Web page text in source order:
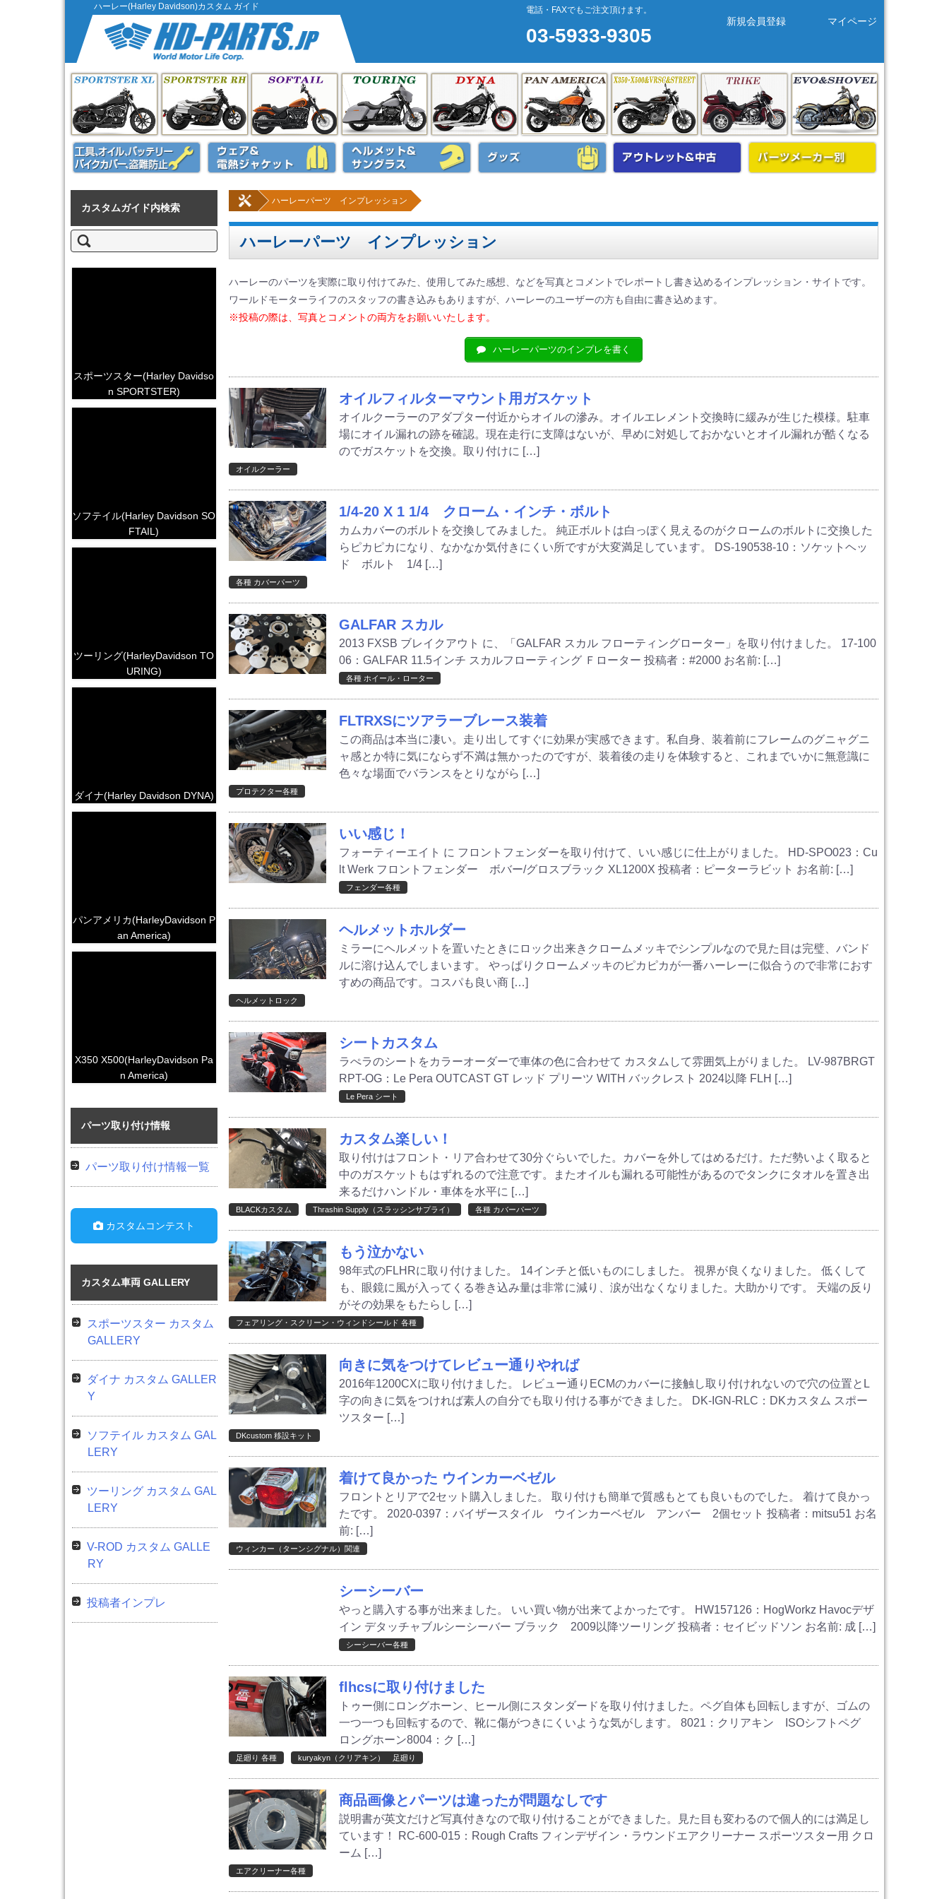
ハーレー(Harley Davidson)カスタム ガイド
新規会員登録 マイページ
電話・FAXでもご注文頂けます。
03-5933-9305
コンテンツに移動
スポーツスター XL スポーツスター RH ソフテイル ツーリング ダイナ Pan America X350・X500&Vロッド&ストリート
トライク
メンテナンス ウェア&電熱ジャケット ヘルメット&サングラス ハーレー用グッズ アウトレット&中古
ハーレーパーツ インプレッション
ハーレーパーツ インプレッション
ハーレーのパーツを実際に取り付けてみた、使用してみた感想、などを写真とコメントでレポートし書き込めるインプレッション・サイトです。
ワールドモーターライフのスタッフの書き込みもありますが、ハーレーのユーザーの方も自由に書き込めます。
※投稿の際は、写真とコメントの両方をお願いいたします。
ハーレーパーツのインプレを書く
オイルフィルターマウント用ガスケット
オイルクーラーのアダプター付近からオイルの滲み。オイルエレメント交換時に緩みが生じた模様。駐車
場にオイル漏れの跡を確認。現在走行に支障はないが、早めに対処しておかないとオイル漏れが酷くなる
のでガスケットを交換。取り付けに […]
オイルクーラー
1/4-20 X 1 1/4 クローム・インチ・ボルト
カムカバーのボルトを交換してみました。 純正ボルトは白っぽく見えるのがクロームのボルトに交換した
らピカピカになり、なかなか気付きにくい所ですが大変満足しています。 DS-190538-10：ソケットヘッ
ド ボルト 1/4 […]
各種 カバーパーツ
GALFAR スカル
2013 FXSB ブレイクアウト に、「GALFAR スカル フローティングローター」を取り付けました。 17-100
06：GALFAR 11.5インチ スカルフローティング Ｆローター 投稿者：#2000 お名前: […]
各種 ホイール・ローター
FLTRXSにツアラーブレース装着
この商品は本当に凄い。走り出してすぐに効果が実感できます。私自身、装着前にフレームのグニャグニ
ャ感とか特に気にならず不満は無かったのですが、装着後の走りを体験すると、これまでいかに無意識に
色々な場面でバランスをとりながら […]
プロテクター各種
いい感じ！
フォーティーエイト に フロントフェンダーを取り付けて、いい感じに仕上がりました。 HD-SPO023：Cu
lt Werk フロントフェンダー ボバー/グロスブラック XL1200X 投稿者：ピーターラビット お名前: […]
フェンダー各種
ヘルメットホルダー
ミラーにヘルメットを置いたときにロック出来きクロームメッキでシンプルなので見た目は完璧、バンド
ルに溶け込んでしまいます。 やっぱりクロームメッキのピカピカが一番ハーレーに似合うので非常におす
すめの商品です。コスパも良い商 […]
ヘルメットロック
シートカスタム
ラぺラのシートをカラーオーダーで車体の色に合わせて カスタムして雰囲気上がりました。 LV-987BRGT
RPT-OG：Le Pera OUTCAST GT レッド プリーツ WITH バックレスト 2024以降 FLH […]
Le Pera シート
カスタム楽しい！
取り付けはフロント・リア合わせて30分ぐらいでした。カバーを外してはめるだけ。ただ勢いよく取ると
中のガスケットもはずれるので注意です。またオイルも漏れる可能性があるのでタンクにタオルを置き出
来るだけハンドル・車体を水平に […]
BLACKカスタム Thrashin Supply（スラッシンサプライ） 各種 カバーパーツ
もう泣かない
98年式のFLHRに取り付けました。 14インチと低いものにしました。 視界が良くなりました。 低くして
も、眼鏡に風が入ってくる巻き込み量は非常に減り、涙が出なくなりました。大助かりです。 天端の反り
がその効果をもたらし […]
フェアリング・スクリーン・ウィンドシールド 各種
向きに気をつけてレビュー通りやれば
2016年1200CXに取り付けました。 レビュー通りECMのカバーに接触し取り付けれないので穴の位置とL
字の向きに気をつければ素人の自分でも取り付ける事ができました。 DK-IGN-RLC：DKカスタム スポー
ツスター […]
DKcustom 移設キット
着けて良かった ウインカーベゼル
フロントとリアで2セット購入しました。 取り付けも簡単で質感もとても良いものでした。 着けて良かっ
たです。 2020-0397：バイザースタイル ウインカーベゼル アンバー 2個セット 投稿者：mitsu51 お名
前: […]
ウィンカー（ターンシグナル）関連
シーシーバー
やっと購入する事が出来ました。 いい買い物が出来てよかったです。 HW157126：HogWorkz Havocデザ
イン デタッチャブルシーシーバー ブラック 2009以降ツーリング 投稿者：セイビッドソン お名前: 成 […]
シーシーバー各種
flhcsに取り付けました
トゥー側にロングホーン、ヒール側にスタンダードを取り付けました。ペグ自体も回転しますが、ゴムの
一つ一つも回転するので、靴に傷がつきにくいような気がします。 8021：クリアキン ISOシフトペグ
ロングホーン8004：ク […]
足廻り 各種 kuryakyn（クリアキン） 足廻り
商品画像とパーツは違ったが問題なしです
説明書が英文だけど写真付きなので取り付けることができました。見た目も変わるので個人的には満足し
ています！ RC-600-015：Rough Crafts フィンデザイン・ラウンドエアクリーナー スポーツスター用 クロ
ーム […]
エアクリーナー各種
カスタムガイド内検索
検
索:
スポーツスター(Harley Davidso
n SPORTSTER)
ソフテイル(Harley Davidson SO
FTAIL)
ツーリング(HarleyDavidson TO
URING)
ダイナ(Harley Davidson DYNA)
パンアメリカ(HarleyDavidson P
an America)
X350 X500(HarleyDavidson Pa
n America)
パーツ取り付け情報
パーツ取り付け情報一覧
カスタムコンテスト
カスタム車両 GALLERY
スポーツスター カスタム
GALLERY
ダイナ カスタム GALLER
Y
ソフテイル カスタム GAL
LERY
ツーリング カスタム GAL
LERY
V-ROD カスタム GALLE
RY
投稿者インプレ